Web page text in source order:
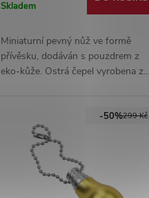
Skladem
Miniaturní pevný nůž ve formě
přívěsku, dodáván s pouzdrem z
eko-kůže. Ostrá čepel vyrobena z
299 Kč
-50%